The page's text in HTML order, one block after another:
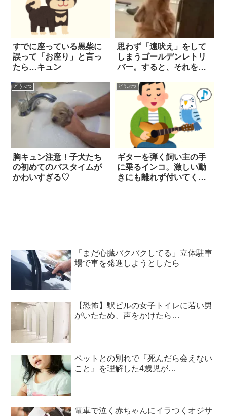
すでに座っている黒柴に
誤って「お座り」と言っ
たら…キュン
思わず「遠吠え」をして
しまうゴールデンレトリ
バー。すると、それを聞
どうぶつ
胸キュン注意！子犬たち
の初めてのバスタイムが
かわいすぎる♡
どうぶつ
ギターを弾く飼い主の手
に乗るインコ。激しい動
きにも離れず付いてくる
「まだ心臓バクバクしてる」立体駐車
場で車を発進しようとしたら
【恐怖】駅ビルの女子トイレに若い男
がいたため、声をかけたら…
ペットとの別れで『死んだら会えない
こと』を理解した4歳児が…
電車で泣く赤ちゃんにイラつくオジサ